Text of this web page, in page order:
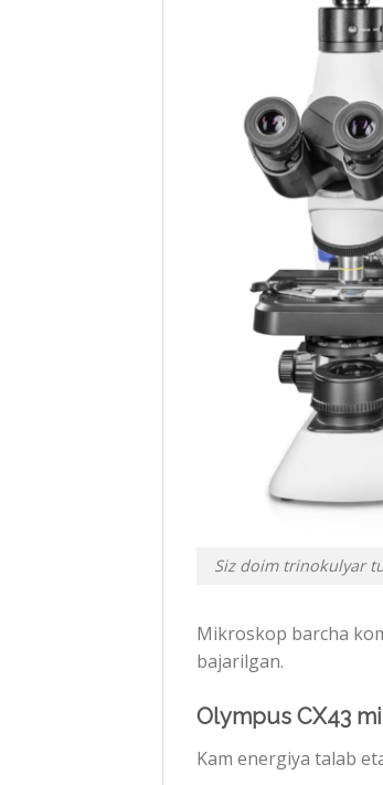
Siz doim trinokulyar
Mikroskop barcha
bajarilgan.
Olympus CX43
Kam energiya talab